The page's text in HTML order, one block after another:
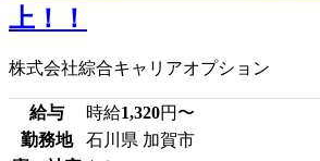
上！！
株式会社綜合キャリアオプション
給与 時給1,320円〜
勤務地
石川県 加賀市